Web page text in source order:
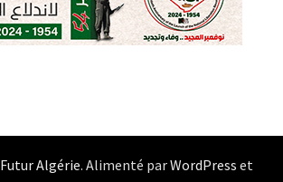
Futur Algérie. Alimenté parWordPress et